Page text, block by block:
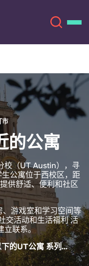
语言
Español
Deutsch
French
市
的公寓
校（UT Austin），寻
公寓位于西校区，距
供舒适、便利和社区
游戏室和学习空间等
交活动和生活福利 活
立联系。
的UT公寓 系列...